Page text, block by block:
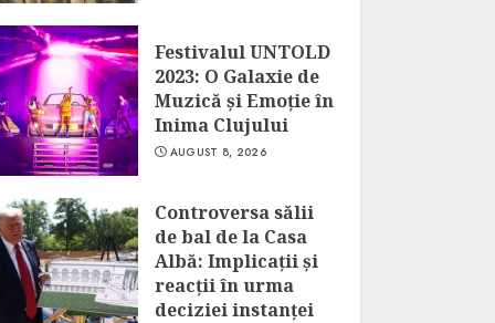
Festivalul UNTOLD
2023: O Galaxie de
Muzică și Emoție în
Inima Clujului
AUGUST 8, 2026
Controversa sălii
de bal de la Casa
Albă: Implicații și
reacții în urma
deciziei instanței